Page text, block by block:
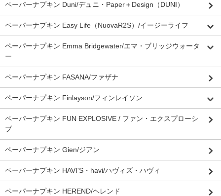
ペーパーナプキン Duni/デュニ・Paper＋Design（DUNI）
ペーパーナプキン Easy Life（NuovaR2S）/イージーライフ
ペーパーナプキン Emma Bridgewater/エマ・ブリッジウォータ
ー
ペーパーナプキン FASANA/ファザナ
ペーパーナプキン Finlayson/フィンレイソン
ペーパーナプキン FUN EXPLOSIVE / ファン・エクスプローシ
ブ
ペーパーナプキン Gien/ジアン
ペーパーナプキン HAVI'S・havi/ハヴィズ・ハヴィ
ペーパーナプキン HEREND/ヘレンド